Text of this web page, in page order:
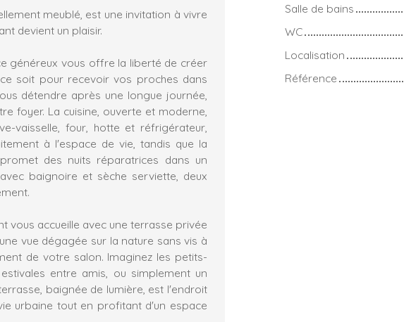
meublé, est une invitation à vivre
devient un plaisir.
généreux vous offre la liberté de créer
soit pour recevoir vos proches dans
détendre après une longue journée,
foyer. La cuisine, ouverte et moderne,
vaisselle, four, hotte et réfrigérateur,
à l'espace de vie, tandis que la
des nuits réparatrices dans un
baignoire et sèche serviette, deux
vous accueille avec une terrasse privée
vue dégagée sur la nature sans vis à
de votre salon. Imaginez les petits-
entre amis, ou simplement un
baignée de lumière, est l'endroit
urbaine tout en profitant d'un espace
Salle de bains
WC
Localisation
Référence